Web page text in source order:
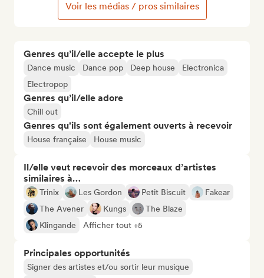
Genres qu’il/elle accepte le plus
Dance music Dance pop Deep house
Electronica
Electropop
Genres qu’il/elle adore
Chill out
Genres qu'ils sont également ouverts à recevoir
House française House music
Il/elle veut recevoir des morceaux d’artistes
similaires à…
Trinix Les Gordon Petit Biscuit
Fakear
The Avener
Kungs
The Blaze
Klingande
Afficher tout +5
Principales opportunités
Signer des artistes et/ou sortir leur musique
Voir les médias / pros similaires